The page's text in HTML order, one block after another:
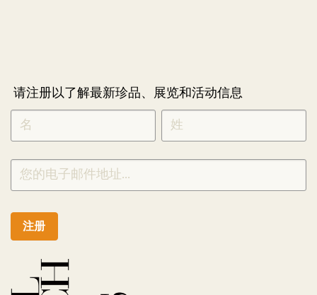
请注册以了解最新珍品、展览和活动信息
NEWLETTER
SIGNUP
CHINESE
*
注册